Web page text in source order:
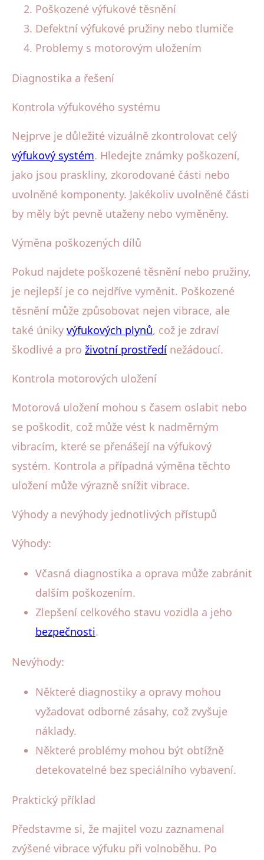
Poškozené výfukové těsnění
Defektní výfukové pružiny nebo tlumiče
Problemy s motorovým uložením
Diagnostika a řešení
Kontrola výfukového systému
Nejprve je důležité vizuálně zkontrolovat celý
výfukový systém. Hledejte známky poškození,
jako jsou praskliny, zkorodované části nebo
uvolněné komponenty. Jakékoliv uvolněné části
by měly být pevně utaženy nebo vyměněny.
Výměna poškozených dílů
Pokud najdete poškozené těsnění nebo pružiny,
je nejlepší je co nejdříve vyměnit. Poškozené
těsnění může způsobovat nejen vibrace, ale
také úniky výfukových plynů, což je zdraví
škodlivé a pro životní prostředí nežádoucí.
Kontrola motorových uložení
Motorová uložení mohou s časem oslabit nebo
se poškodit, což může vést k nadměrným
vibracím, které se přenášejí na výfukový
systém. Kontrola a případná výměna těchto
uložení může výrazně snížit vibrace.
Výhody a nevýhody jednotlivých přístupů
Výhody:
Včasná diagnostika a oprava může zabránit
dalším poškozením.
Zlepšení celkového stavu vozidla a jeho
bezpečnosti.
Nevýhody:
Některé diagnostiky a opravy mohou
vyžadovat odborné zásahy, což zvyšuje
náklady.
Některé problémy mohou být obtížně
detekovatelné bez speciálního vybavení.
Praktický příklad
Představme si, že majitel vozu zaznamenal
zvýšené vibrace výfuku při volnoběhu. Po